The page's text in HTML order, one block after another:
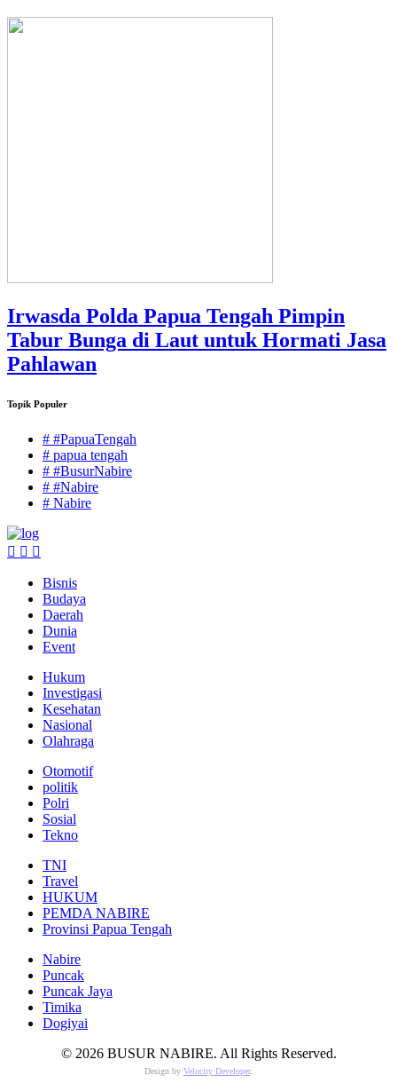
Irwasda Polda Papua Tengah Pimpin
Tabur Bunga di Laut untuk Hormati Jasa
Pahlawan
Topik Populer
# #PapuaTengah
# papua tengah
# #BusurNabire
# #Nabire
# Nabire
Bisnis
Budaya
Daerah
Dunia
Event
Hukum
Investigasi
Kesehatan
Nasional
Olahraga
Otomotif
politik
Polri
Sosial
Tekno
TNI
Travel
HUKUM
PEMDA NABIRE
Provinsi Papua Tengah
Nabire
Puncak
Puncak Jaya
Timika
Dogiyai
© 2026 BUSUR NABIRE. All Rights Reserved.
Design by Velocity Developer.